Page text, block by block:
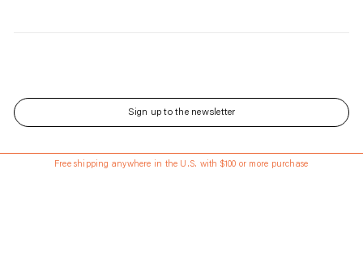
Updated every Wednesday and Saturday
143 Front St has Reopened - Learn More About the Renovated Space.
Free shipping anywhere in the U.S. with $100 or more purchase
Sign up to the newsletter
Language
日本語